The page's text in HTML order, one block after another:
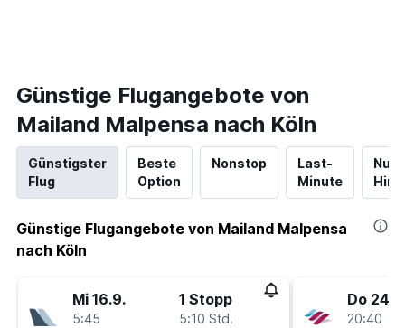
Günstige Flugangebote von
Mailand Malpensa nach Köln
Günstigster
Flug
Beste
Option
Nonstop
Last-
Minute
Nur
Günstige Flugangebote von Mailand Malpensa
nach Köln
Mi 16.9.
5:45
1 Stopp
5:10 Std.
Do
20:40